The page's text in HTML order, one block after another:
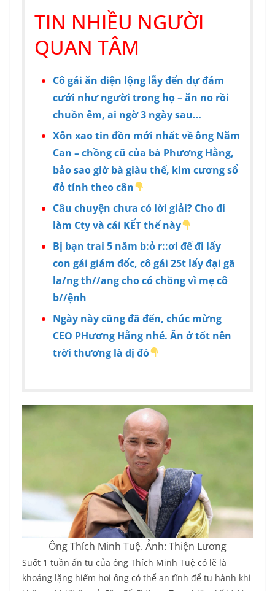
TIN NHIỀU NGƯỜI
QUAN TÂM
Cô gái ăn diện lộng lẫy đến dự đám
cưới như người trong họ – ăn no rồi
chuồn êm, ai ngờ 3 ngày sau…
Xôn xao tin đồn mới nhất về ông Năm
Can – chồng cũ của bà Phương Hằng,
bảo sao giờ bà giàu thế, kim cương sổ
đỏ tính theo cân
Câu chuyện chưa có lời giải? Cho đi
làm Cty và cái KẾT thế này
Bị bạn trai 5 năm b:ỏ r::ơi để đi lấy
con gái giám đốc, cô gái 25t lấy đại gã
la/ng th//ang cho có chồng vì mẹ cô
b//ệnh
Ngày này cũng đã đến, chúc mừng
CEO PHương Hằng nhé. Ăn ở tốt nên
trời thương là dị đó
Ông Thích Minh Tuệ. Ảnh: Thiện Lương
Suốt 1 tuần ẩn tu của ông Thích Minh Tuệ có lẽ là
khoảng lặng hiếm hoi ông có thể an tĩnh để tu hành khi